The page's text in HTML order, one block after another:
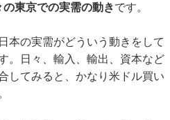
東京での実需の動きです。
本の実需がどういう動きをして
。日々、輸入、輸出、資本など
してみると、かなり米ドル買い